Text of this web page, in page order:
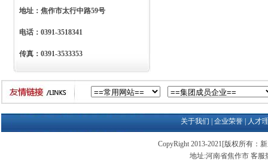
地址：焦作市太行中路59号
电话：0391-3518341
传真：0391-3533353
关于我们 企业荣誉 人才
CopyRight 2013-2021[版权所有：
地址:河南省焦作市 客服